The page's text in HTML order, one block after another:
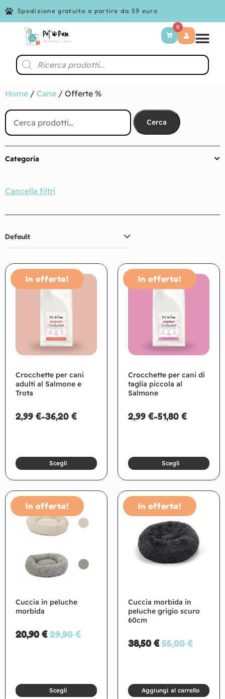
Spedizione gratuita a partire da 59 euro
0
Home / Cane / Offerte %
Cerca
Categoria
Cancella filtri
Default
In offerta!
Crocchette per cani
adulti al Salmone e
Trota
2,99 €-36,20 €
Scegli
In offerta!
Crocchette per cani di
taglia piccola al
Salmone
2,99 €-51,80 €
Scegli
In offerta!
Cuccia in peluche
morbida
29,90€
20,90€
Scegli
In offerta!
Cuccia morbida in
peluche grigio scuro
60cm
55,00€
38,50€
Aggiungi al carrello